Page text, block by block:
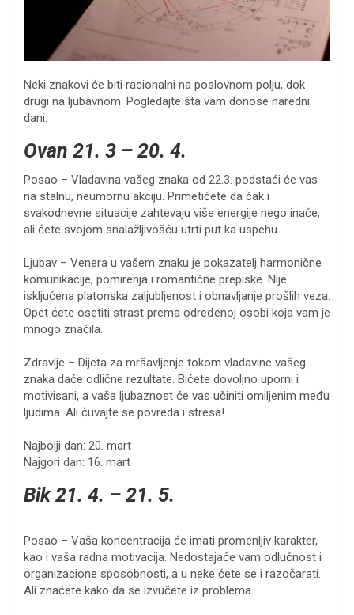
Neki znakovi će biti racionalni na poslovnom polju, dok
drugi na ljubavnom. Pogledajte šta vam donose naredni
dani.
Ovan 21. 3 – 20. 4.
Posao – Vladavina vašeg znaka od 22.3. podstaći će vas
na stalnu, neumornu akciju. Primetićete da čak i
svakodnevne situacije zahtevaju više energije nego inače,
ali ćete svojom snalažljivošću utrti put ka uspehu.
Ljubav – Venera u vašem znaku je pokazatelj harmonične
komunikacije, pomirenja i romantične prepiske. Nije
isključena platonska zaljubljenost i obnavljanje prošlih veza.
Opet ćete osetiti strast prema određenoj osobi koja vam je
mnogo značila.
Zdravlje – Dijeta za mršavljenje tokom vladavine vašeg
znaka daće odlične rezultate. Bićete dovoljno uporni i
motivisani, a vaša ljubaznost će vas učiniti omiljenim među
ljudima. Ali čuvajte se povreda i stresa!
Najbolji dan: 20. mart
Najgori dan: 16. mart
Bik 21. 4. – 21. 5.
Posao – Vaša koncentracija će imati promenljiv karakter,
kao i vaša radna motivacija. Nedostajaće vam odlučnost i
organizacione sposobnosti, a u neke ćete se i razočarati.
Ali znaćete kako da se izvučete iz problema.